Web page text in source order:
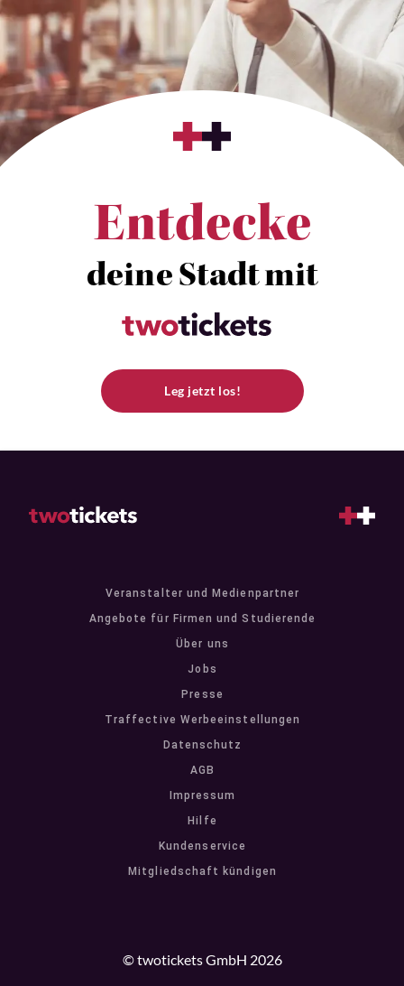
Entdecke
deine Stadt mit
Leg jetzt los!
Veranstalter und Medienpartner
Angebote für Firmen und Studierende
Über uns
Jobs
Presse
Traffective Werbeeinstellungen
Datenschutz
AGB
Impressum
Hilfe
Kundenservice
Mitgliedschaft kündigen
© twotickets GmbH 2026